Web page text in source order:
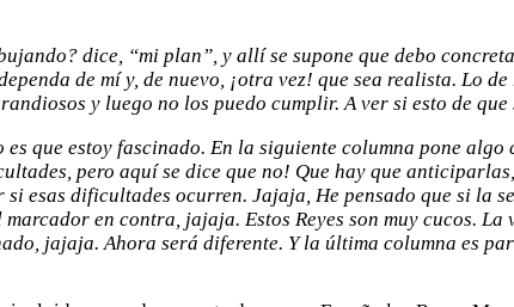
dice, “mi plan”, y allí se supone que debo
de mí y, de nuevo, ¡otra vez! que sea realista. Lo
y luego no los puedo cumplir. A ver si esto de
es que estoy fascinado. En la siguiente columna pone
pero aquí se dice que no! Que hay que
esas dificultades ocurren. Jajaja, He pensado que si la
en contra, jajaja. Estos Reyes son muy cucos.
jajaja. Ahora será diferente. Y la última columna es